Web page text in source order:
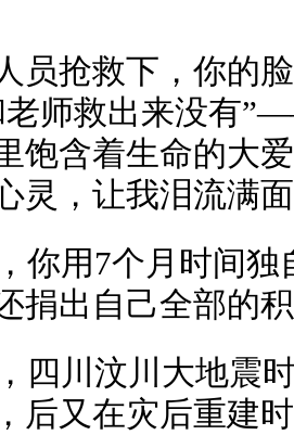
抢救下，你的脸
老师救出来没有
饱含着生命的大
灵，让我泪流满
用7个月时间独
捐出自己全部的
川汶川大地震时
后又在灾后重建